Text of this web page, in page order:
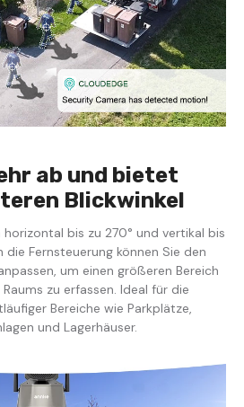
ab und bietet
Blickwinkel
horizontal bis zu 270° und vertikal bis
die Fernsteuerung können Sie den
um einen größeren Bereich
zu erfassen. Ideal für die
Bereiche wie Parkplätze,
und Lagerhäuser.